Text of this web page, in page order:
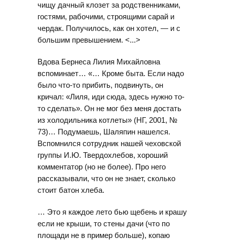
чищу дачный клозет за родственниками,
гостями, рабочими, строящими сарай и
чердак. Получилось, как он хотел, — и с
большим превышением. <...>
Вдова Бернеса Лилия Михайловна
вcпоминает… «… Кроме быта. Если надо
было что-то прибить, подвинуть, он
кричал: «Лиля, иди сюда, здесь нужно то-
то сделать». Он не мог без меня достать
из холодильника котлеты» (НГ, 2001, №
73)… Подумаешь, Шаляпин нашелся.
Вспомнился сотрудник нашей чеховской
группы И.Ю. Твердохлебов, хороший
комментатор (но не более). Про него
рассказывали, что он не знает, сколько
стоит батон хлеба.
… Это я каждое лето бью щебень и крашу
если не крыши, то стены дачи (что по
площади не в пример больше), копаю